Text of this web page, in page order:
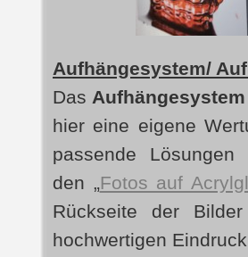
Aufhängesystem/
Das
hier eine eigene
passende
den „Fotos auf
Rückseite der
hochwertigen